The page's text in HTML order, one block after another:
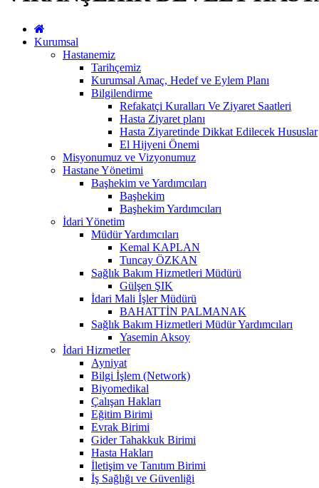
Kurumsal
Hastanemiz
Tarihçemiz
Kurumsal Amaç, Hedef ve Eylem Planı
Bilgilendirme
Refakatçi Kuralları Ve Ziyaret Saatleri
Hasta Ziyaret planı
Hasta Ziyaretinde Dikkat Edilecek Hususlar
El Hijyeni Önemi
Misyonumuz ve Vizyonumuz
Hastane Yönetimi
Başhekim ve Yardımcıları
Başhekim
Başhekim Yardımcıları
İdari Yönetim
Müdür Yardımcıları
Kemal KAPLAN
Tuncay ÖZKAN
Sağlık Bakım Hizmetleri Müdürü
Gülşen ŞIK
İdari Mali İşler Müdürü
BAHATTİN PALMANAK
Sağlık Bakım Hizmetleri Müdür Yardımcıları
Yasemin Aksoy
İdari Hizmetler
Ayniyat
Bilgi İşlem (Network)
Biyomedikal
Çalışan Hakları
Eğitim Birimi
Evrak Birimi
Gider Tahakkuk Birimi
Hasta Hakları
İletişim ve Tanıtım Birimi
İş Sağlığı ve Güvenliği